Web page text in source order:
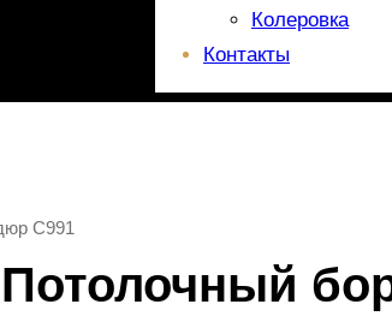
Колеровка
Контакты
C991
Потолочный